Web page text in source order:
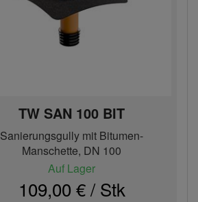
TW SAN 100 BIT
Sanierungsgully mit Bitumen-
Manschette, DN 100
Auf Lager
109,00 € / Stk